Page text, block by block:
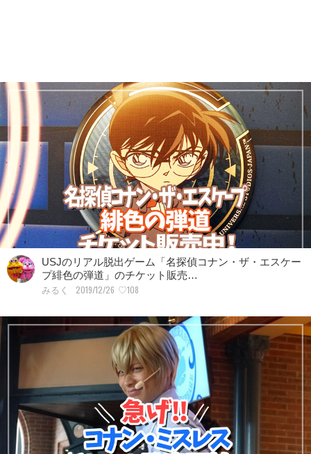
USJのリアル脱出ゲーム「名探偵コナン・ザ・エスケー
プ緋色の弾道」のチケット販売…
みるく 2019/12/26 ♡108